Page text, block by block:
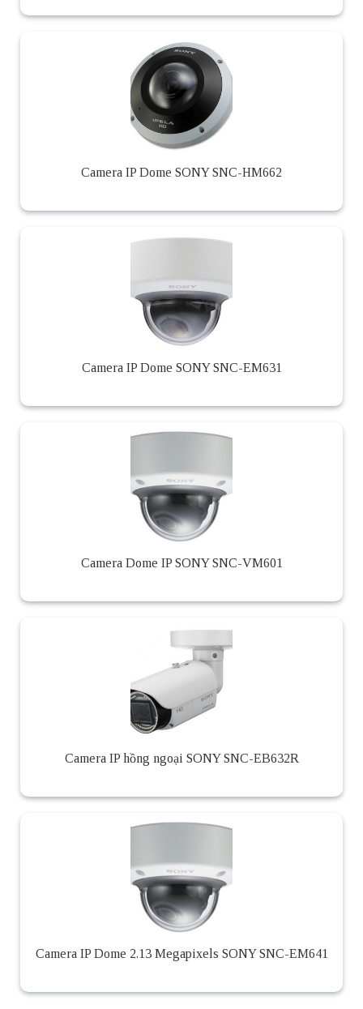
Camera IP Dome SONY SNC-HM662
Camera IP Dome SONY SNC-EM631
Camera Dome IP SONY SNC-VM601
Camera IP hồng ngoại SONY SNC-EB632R
Camera IP Dome 2.13 Megapixels SONY SNC-EM641